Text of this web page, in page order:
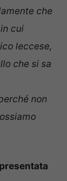
che
cui
leccese,
che si sa
non